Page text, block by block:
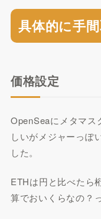
具体的に手
価格設定
OpenSeaにメタマス
しいがメジャーっぽ
した。
ETHは円と比べたら
算でおいくらなの？